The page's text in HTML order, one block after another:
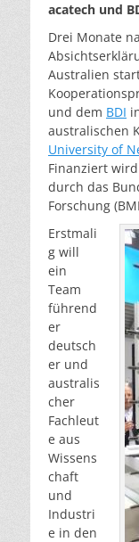
acatech und
Drei Monate
Australien
und dem BDI
australischen
University of
Finanziert
durch das
Forschung
Erstmali
g will
ein
Team
führend
er
deutsch
er und
australis
cher
Fachleut
e aus
Wissens
chaft
und
Industri
e in den